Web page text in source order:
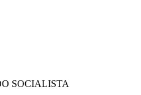
SOCIALISTA